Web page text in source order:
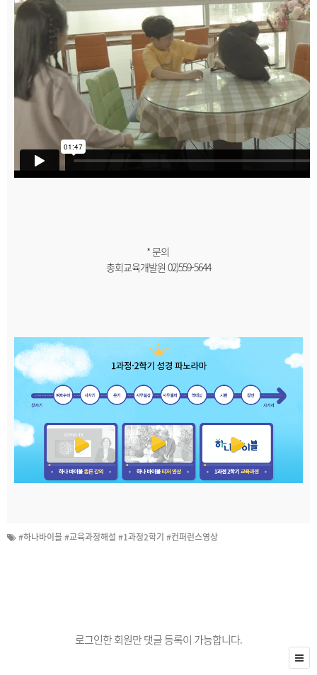
* 문의
총회교육개발원 02)559-5644
#하나바이블 #교육과정해설 #1과정2학기 #컨퍼런스영상
로그인한 회원만 댓글 등록이 가능합니다.